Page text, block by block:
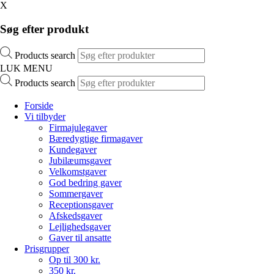
X
Søg efter produkt
Products search
LUK MENU
Products search
Forside
Vi tilbyder
Firmajulegaver
Bæredygtige firmagaver
Kundegaver
Jubilæumsgaver
Velkomstgaver
God bedring gaver
Sommergaver
Receptionsgaver
Afskedsgaver
Lejlighedsgaver
Gaver til ansatte
Prisgrupper
Op til 300 kr.
350 kr.